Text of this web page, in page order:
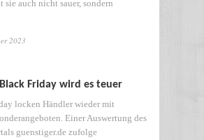
sie auch nicht sauer, sondern
2023
Friday wird es teuer
locken Händler wieder mit
Einer Auswertung des
guenstiger.de zufolge